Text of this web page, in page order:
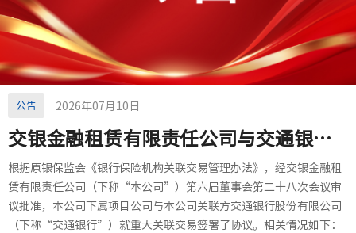
公告 2026年07月10日
交银金融租赁有限责任公司与交通银行股份有限公司之间的重大关联交易相关情况（7月10日）
根据原银保监会《银行保险机构关联交易管理办法》，经交银金融租
赁有限责任公司（下称“本公司”）第六届董事会第二十八次会议审
议批准，本公司下属项目公司与本公司关联方交通银行股份有限公司
（下称“交通银行”）就重大关联交易签署了协议。相关情况如下：